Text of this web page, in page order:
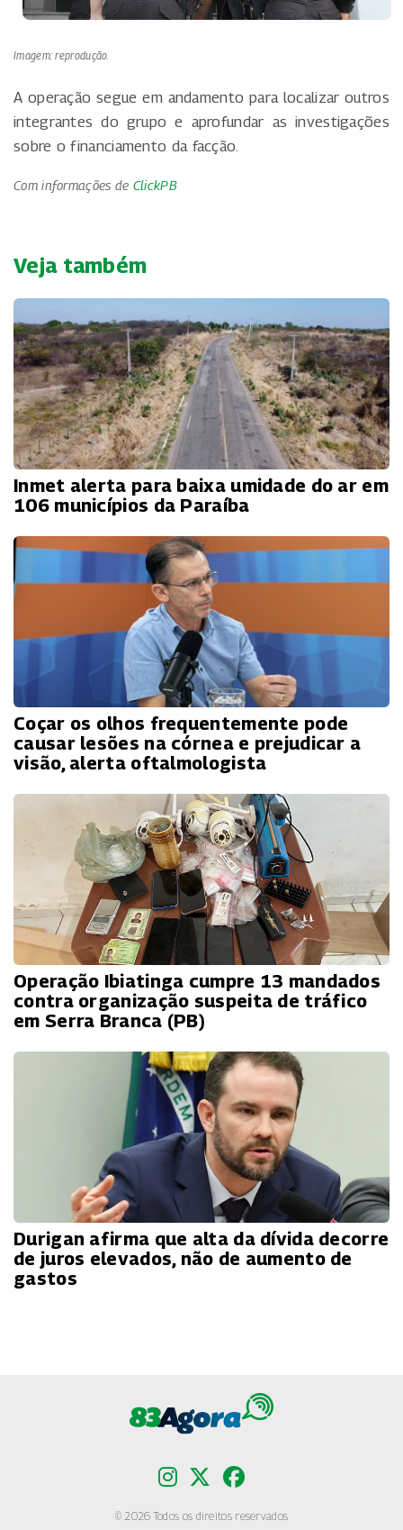
Imagem: reprodução.
A operação segue em andamento para localizar outros
integrantes do grupo e aprofundar as investigações
sobre o financiamento da facção.
Com informações de ClickPB
Veja também
Inmet alerta para baixa umidade do ar em
106 municípios da Paraíba
Coçar os olhos frequentemente pode
causar lesões na córnea e prejudicar a
visão, alerta oftalmologista
Operação Ibiatinga cumpre 13 mandados
contra organização suspeita de tráfico
em Serra Branca (PB)
Durigan afirma que alta da dívida decorre
de juros elevados, não de aumento de
gastos
© 2026 Todos os direitos reservados